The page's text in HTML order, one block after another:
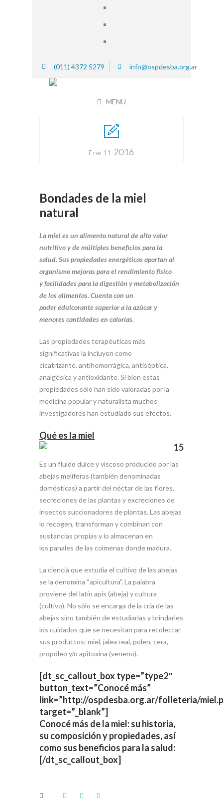
(011) 4372 5279 info@ospdesba.org.ar
MENU
Ene 11 2016
Bondades de la miel
natural
La miel es un alimento natural de alto valor
nutritivo y de múltiples beneficios para la
salud. Sus propiedades energéticas aportan al
organismo mejoras para el rendimiento físico
y facilidades para la digestión y metabolización
de los alimentos. Cuenta con un
poder edulcorante superior a la azúcar y
menores cantidades en calorías.
Las propiedades terapéuticas más
significativas la incluyen como
cicatrizante, antihemorrágica, antiséptica,
analgésica y antioxidante. Si bien estas
propiedades sólo han sido valoradas por la
medicina popular y naturalista muchos
investigadores han estudiado sus efectos.
Qué es la miel
Es un fluido dulce y viscoso producido por las
abejas melíferas (también denominadas
domésticas) a partir del néctar de las flores,
secreciones de las plantas y excreciones de
insectos succionadores de plantas. Las abejas
lo recogen, transforman y combinan con
sustancias propias y lo almacenan en
los panales de las colmenas donde madura.
La ciencia que estudia el cultivo de las abejas
se la denomina “apicultura”. La palabra
proviene del latín apis (abeja) y cultura
(cultivo). No sólo se encarga de la cría de las
abejas sino también de estudiarlas y brindarles
los cuidados que se necesitan para recolectar
sus productos: miel, jalea real, polen, cera,
propóleo y/o apitoxina (veneno).
[dt_sc_callout_box type=”type2″
button_text=”Conocé más”
link=”http://ospdesba.org.ar/folleteria/
target=”_blank”]
Conocé más de la miel: su historia,
su composición y propiedades, así
como sus beneficios para la salud:
[/dt_sc_callout_box]